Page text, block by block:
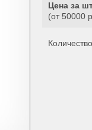
Цена за
(от 50000
Количество